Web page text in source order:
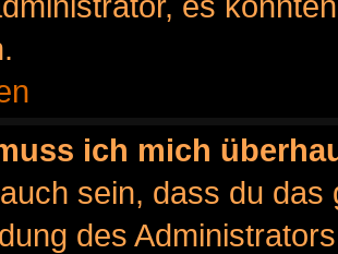
ich mich
sein, dass du
des